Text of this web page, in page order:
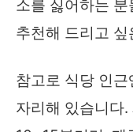
소를 싫어하는
추천해 드리고
참고로 식당 인
자리해 있습니다